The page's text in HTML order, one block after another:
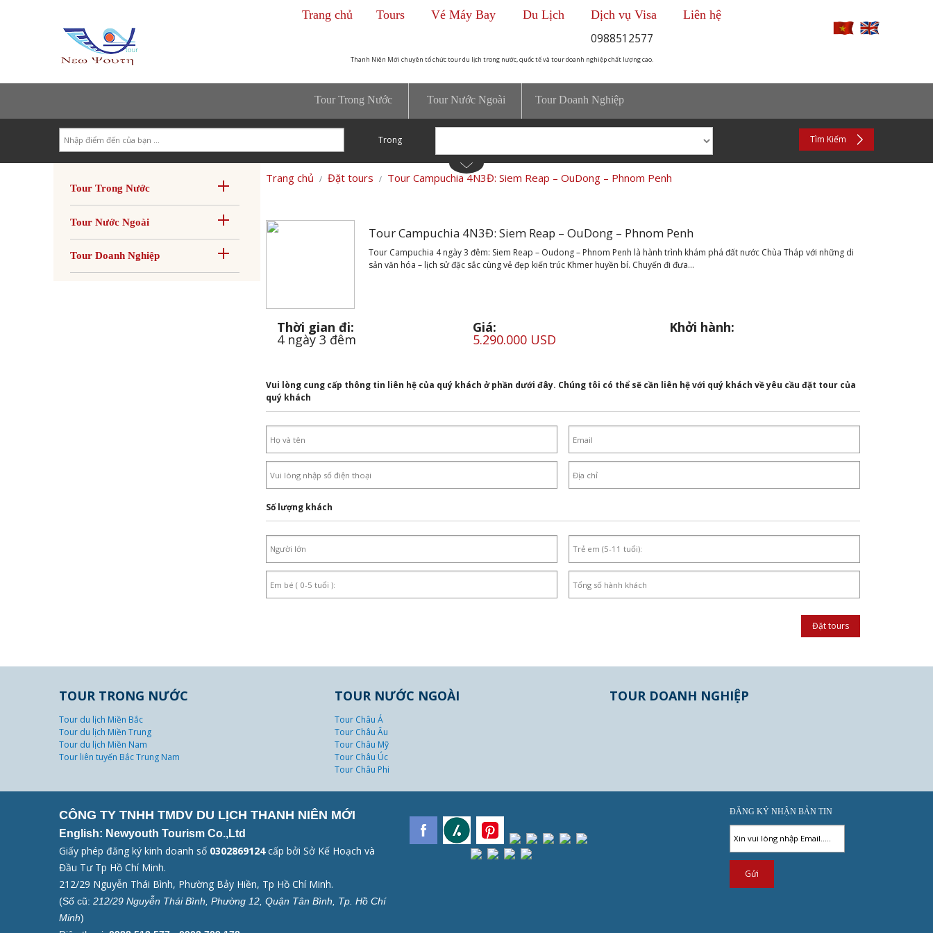
0988512577
Thanh Niên Mới chuyên tổ chức tour du lịch trong nước, quốc tế và tour doanh nghiệp chất lượng cao.
Trang chủ Tours Vé Máy Bay Du Lịch Dịch vụ Visa Liên hệ
Tour Trong Nước Tour Nước Ngoài Tour Doanh Nghiệp
Search
Trong Tìm Kiếm
Tour Trong Nước
Tour Nước Ngoài
Tour Doanh Nghiệp
Trang chủ Đặt tours Tour Campuchia 4N3Đ: Siem Reap – OuDong – Phnom Penh
Tour Campuchia 4N3Đ: Siem Reap – OuDong – Phnom Penh
Tour Campuchia 4 ngày 3 đêm: Siem Reap – Oudong – Phnom Penh là hành trình khám phá đất nước Chùa Tháp với những di
sản văn hóa – lịch sử đặc sắc cùng vẻ đẹp kiến trúc Khmer huyền bí. Chuyến đi đưa...
Thời gian đi:
4 ngày 3 đêm
Giá:
5.290.000 USD
Khởi hành:
Vui lòng cung cấp thông tin liên hệ của quý khách ở phần dưới đây. Chúng tôi có thể sẽ cần liên hệ với quý khách về yêu cầu đặt tour của
quý khách
Số lượng khách
TOUR TRONG NƯỚC
Tour du lịch Miền Bắc
Tour du lịch Miền Trung
Tour du lịch Miền Nam
Tour liên tuyến Bắc Trung Nam
TOUR NƯỚC NGOÀI
Tour Châu Á
Tour Châu Âu
Tour Châu Mỹ
Tour Châu Úc
Tour Châu Phi
TOUR DOANH NGHIỆP
CÔNG TY TNHH TMDV DU LỊCH THANH NIÊN MỚI
English: Newyouth Tourism Co.,Ltd
Giấy phép đăng ký kinh doanh số 0302869124cấp bởi Sở Kế Hoạch và
Đầu Tư Tp Hồ Chí Minh.
212/29 Nguyễn Thái Bình, Phường Bảy Hiền, Tp Hồ Chí Minh.
(Số cũ: 212/29 Nguyễn Thái Bình, Phường 12, Quận Tân Bình, Tp. Hồ Chí
Minh)
ĐĂNG KÝ NHẬN BẢN TIN